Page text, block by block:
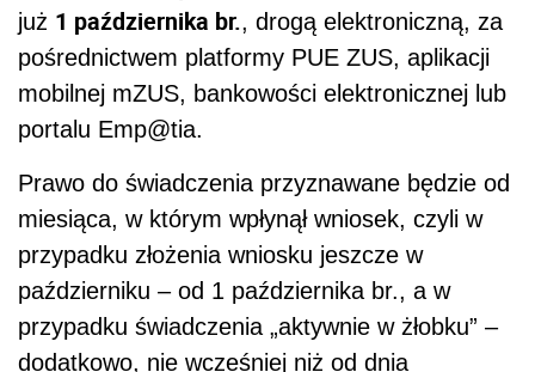
już 1 października br., drogą elektroniczną, za
pośrednictwem platformy PUE ZUS, aplikacji
mobilnej mZUS, bankowości elektronicznej lub
portalu Emp@tia.
Prawo do świadczenia przyznawane będzie od
miesiąca, w którym wpłynął wniosek, czyli w
przypadku złożenia wniosku jeszcze w
październiku – od 1 października br., a w
przypadku świadczenia „aktywnie w żłobku” –
dodatkowo, nie wcześniej niż od dnia